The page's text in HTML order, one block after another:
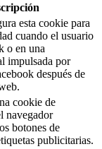
esta cookie para
cuando el usuario
o en una
impulsada por
después de
cookie de
navegador
botones de
publicitarias.